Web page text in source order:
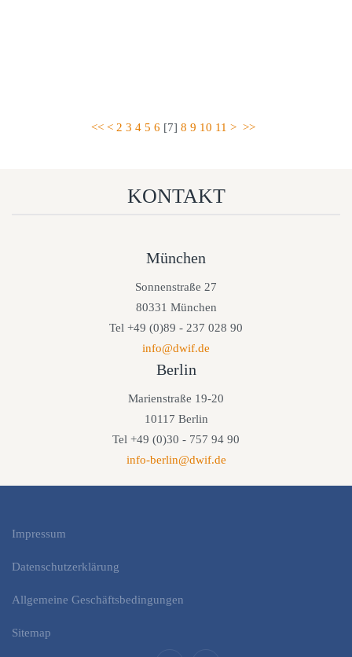
<< < 2 3 4 5 6 [7] 8 9 10 11 > >>
KONTAKT
München
Sonnenstraße 27
80331 München
Tel +49 (0)89 - 237 028 90
info@dwif.de
Berlin
Marienstraße 19-20
10117 Berlin
Tel +49 (0)30 - 757 94 90
info-berlin@dwif.de
Impressum
Datenschutzerklärung
Allgemeine Geschäftsbedingungen
Sitemap